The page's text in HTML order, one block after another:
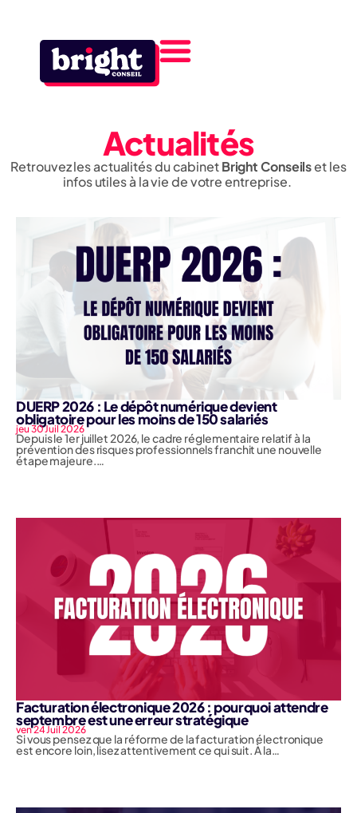
Actualités
Retrouvez les actualités du cabinetBright Conseilset les
infos utiles à la vie de votre entreprise.
DUERP 2026 : Le dépôt numérique devient
obligatoire pour les moins de 150 salariés
jeu 30 Juil 2026
Depuis le 1er juillet 2026, le cadre réglementaire relatif à la
prévention des risques professionnels franchit une nouvelle
étape majeure.…
Facturation électronique 2026 : pourquoi attendre
septembre est une erreur stratégique
ven 24 Juil 2026
Si vous pensez que la réforme de la facturation électronique
est encore loin, lisez attentivement ce qui suit. À la…